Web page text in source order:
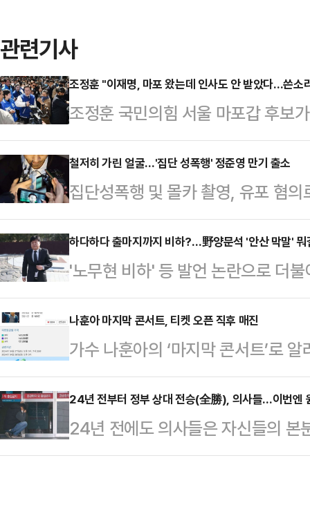
관련기사
조정훈 "이재명, 마포 왔는데 인사도 안 받았다…쓴소
조정훈 국민의힘 서울 마포갑 후보
냐"며 이재명 대표가 자신에게 배
다.조정훈 후보는 18일 이재명 대
이 대표에게 인사를 하려 했으나,
'인사 패싱'을 당했다. 이날 이 대표
높은 비판도 이어갔다.실제로 이날
자들의 신경전이 한동안 이어졌다.
리자마자 "조정훈…
철저히 가린 얼굴…'집단 성폭행' 정준영 만기 출소
집단성폭행 및 몰카 촬영, 유포 혐
소했다.정준영은 19일 오전 5시 5
기를 마치고 출소했다.이날 정준영
철저하게 가린 모습이었다. 그는
난 2019년 '버닝썬 게이트'가 불거
모 씨 등 이른바 정준영 단톡방' 멤
군, 같은 해 3월 대구에서 여성을
하다하다 출마지까지 비하?…野양문석 '안산 막말' 뭐
'노무현 비하' 등 발언 논란으로 더
석 경기 안산갑 후보가 출마지인 '
면서 지역사회의 분노가 좀처럼 가
양 후보는 최근 안산에 대해 "참 동
잘 알고 있다"고 말한 것으로 알려
요, 줄기요, 수박 그 자체인 전해철
전해철 의원이 3선을 지낸 안산갑(
있…
나훈아 마지막 콘서트, 티켓 오픈 직후 매진
가수 나훈아의 ‘마지막 콘서트’로
매진됐다.19일 오전 예스24에서 나
이 오픈되자마자 매진되는 기염을
한 ‘고마웠습니다!’라는 제목의 편
게 용기가 필요할 줄은 미처 생각지
24년 전부터 정부 상대 전승(全勝), 의사들…이번엔
24년 전에도 의사들은 자신들의
·개정법률안이 국회에서 통과되며